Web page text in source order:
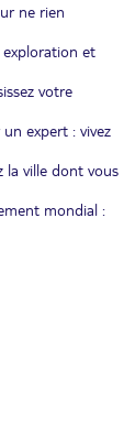
ne rien
exploration et
votre
expert : vivez
la ville dont vous
mondial :